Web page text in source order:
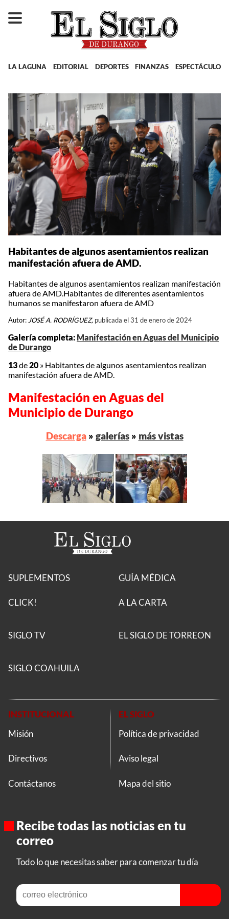
LA LAGUNA EDITORIAL DEPORTES FINANZAS ESPECTÁCULOS
Habitantes de algunos asentamientos realizan
manifestación afuera de AMD.
Habitantes de algunos asentamientos realizan manifestación
afuera de AMD.Habitantes de diferentes asentamientos
humanos se manifestaron afuera de AMD
Autor:JOSÉ A. RODRÍGUEZ, publicada el 31 de enero de 2024
Galería completa: Manifestación en Aguas del Municipio
de Durango
13de20 » Habitantes de algunos asentamientos realizan
manifestación afuera de AMD.
Manifestación en Aguas del
Municipio de Durango
Descarga» galerías» más vistas
SUPLEMENTOS
CLICK!
GUÍA MÉDICA
A LA CARTA
SIGLO TV EL SIGLO DE TORREON
SIGLO COAHUILA
INSTITUCIONAL
Misión
Directivos
Contáctanos
EL SIGLO
Política de privacidad
Aviso legal
Mapa del sitio
Recibe todas las noticias en tu
correo
Todo lo que necesitas saber para comenzar tu día